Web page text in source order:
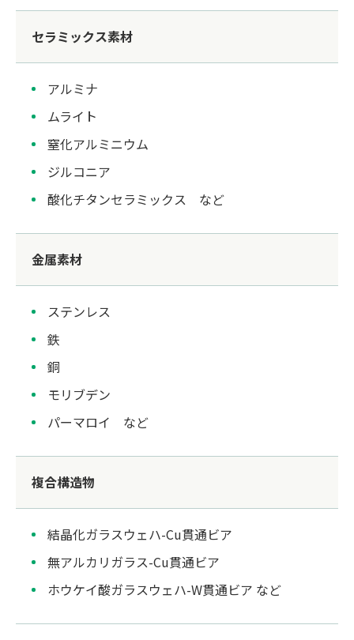
セラミックス素材
アルミナ
ムライト
窒化アルミニウム
ジルコニア
酸化チタンセラミックス など
金属素材
ステンレス
鉄
銅
モリブデン
パーマロイ など
複合構造物
結晶化ガラスウェハ-Cu貫通ビア
無アルカリガラス-Cu貫通ビア
ホウケイ酸ガラスウェハ-W貫通ビア など